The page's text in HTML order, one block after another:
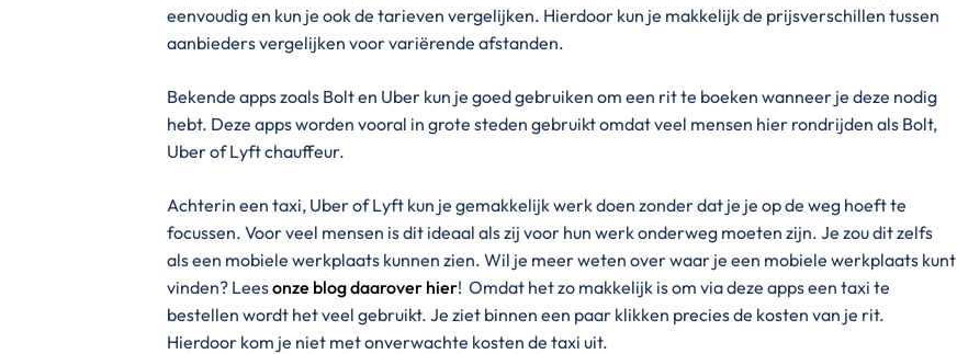
eenvoudig en kun je ook de tarieven vergelijken. Hierdoor kun je makkelijk de prijsverschillen tussen
aanbieders vergelijken voor variërende afstanden.
Bekende apps zoals Bolt en Uber kun je goed gebruiken om een rit te boeken wanneer je deze nodig
hebt. Deze apps worden vooral in grote steden gebruikt omdat veel mensen hier rondrijden als Bolt,
Uber of Lyft chauffeur.
Achterin een taxi, Uber of Lyft kun je gemakkelijk werk doen zonder dat je je op de weg hoeft te
focussen. Voor veel mensen is dit ideaal als zij voor hun werk onderweg moeten zijn. Je zou dit zelfs
als een mobiele werkplaats kunnen zien. Wil je meer weten over waar je een mobiele werkplaats kunt
vinden? Leesonze blog daarover hier! Omdat het zo makkelijk is om via deze apps een taxi te
bestellen wordt het veel gebruikt. Je ziet binnen een paar klikken precies de kosten van je rit.
Hierdoor kom je niet met onverwachte kosten de taxi uit.